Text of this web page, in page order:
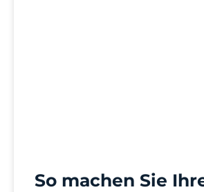
So machen Sie